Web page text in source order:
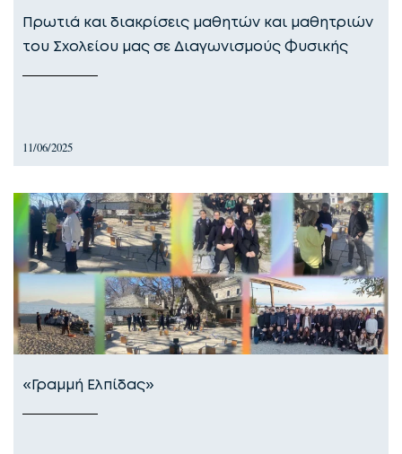
Πρωτιά και διακρίσεις μαθητών και μαθητριών
του Σχολείου μας σε Διαγωνισμούς Φυσικής
11/06/2025
«Γραμμή Ελπίδας»